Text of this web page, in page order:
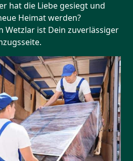
hat die Liebe gesiegt und
Heimat werden?
Wetzlar ist Dein zuverlässiger